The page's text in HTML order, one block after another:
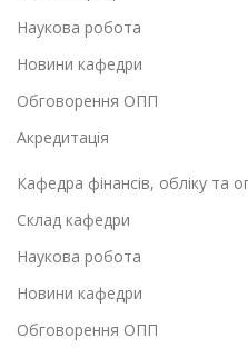
Наукова робота
Новини кафедри
Обговорення ОПП
Акредитація
Кафедра фінансів, обліку та
Склад кафедри
Наукова робота
Новини кафедри
Обговорення ОПП